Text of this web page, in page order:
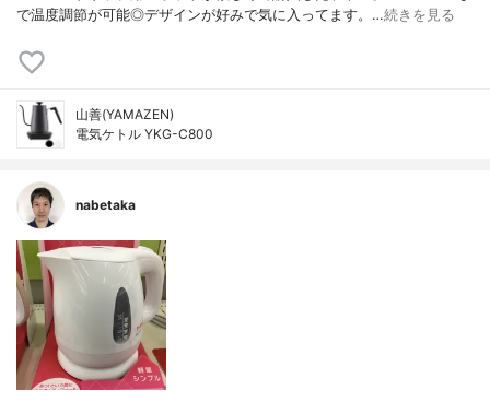
で温度調節が可能◎デザインが好みで気に入ってます。…続きを見る
山善(YAMAZEN)
電気ケトル YKG-C800
nabetaka